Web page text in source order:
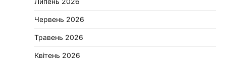
Червень 2026
Травень 2026
Квітень 2026